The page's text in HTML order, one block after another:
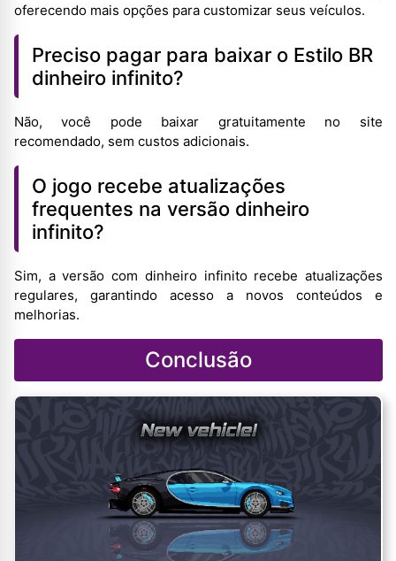
oferecendo mais opções para customizar seus veículos.
Preciso pagar para baixar o Estilo BR
dinheiro infinito?
Não, você pode baixar gratuitamente no site
recomendado, sem custos adicionais.
O jogo recebe atualizações
frequentes na versão dinheiro
infinito?
Sim, a versão com dinheiro infinito recebe atualizações
regulares, garantindo acesso a novos conteúdos e
melhorias.
Conclusão